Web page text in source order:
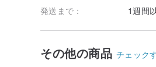
発送まで：
1週間
その他の商品 チェック